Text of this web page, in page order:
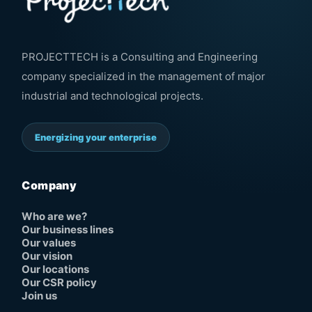
PROJECTTECH is a Consulting and Engineering
company specialized in the management of major
industrial and technological projects.
Energizing your enterprise
Company
Who are we?
Our business lines
Our values
Our vision
Our locations
Our CSR policy
Join us